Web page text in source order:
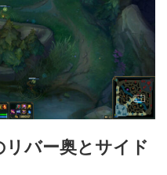
バー奥とサイド